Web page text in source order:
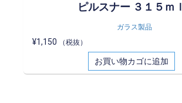
ピルスナー ３１５ｍｌ
ガラス製品
¥1,150 （税抜）
お買い物カゴに追加